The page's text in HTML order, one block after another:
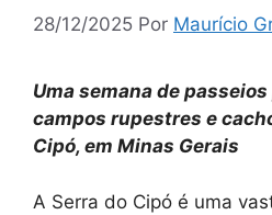
28/12/2025 Por Maurício
Uma semana de
campos rupestres e
Cipó, em Minas Gerais
A Serra do Cipó é uma